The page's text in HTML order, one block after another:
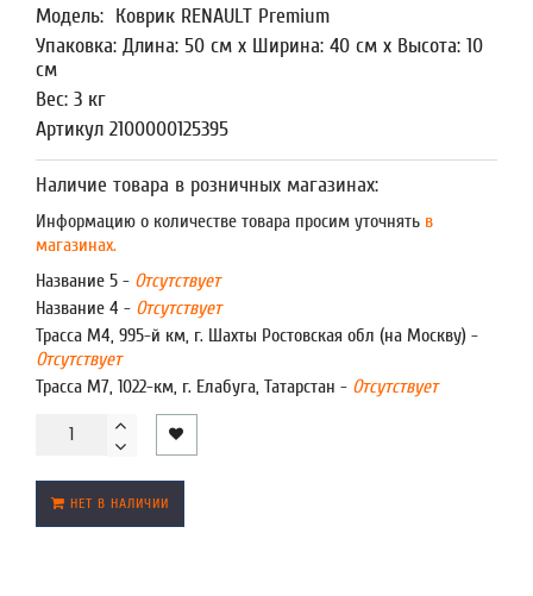
Модель: Коврик RENAULT Premium
Упаковка: Длина: 50 см x Ширина: 40 см x Высота: 10
см
Вес: 3 кг
Артикул 2100000125395
Наличие товара в розничных магазинах:
Информацию о количестве товара просим уточнять в
магазинах.
Название 5 - Отсутствует
Название 4 - Отсутствует
Трасса М4, 995-й км, г. Шахты Ростовская обл (на Москву) -
Отсутствует
Трасса М7, 1022-км, г. Елабуга, Татарстан - Отсутствует
НЕТ В НАЛИЧИИ